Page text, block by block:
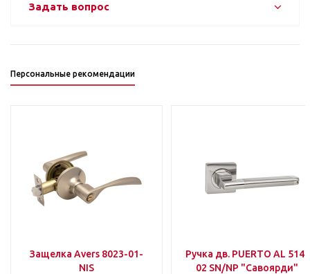
Задать вопрос
Персональные рекомендации
Защелка Avers 8023-01-
NIS
Ручка дв. PUERTO AL 514-
02 SN/NP "Савоярди"